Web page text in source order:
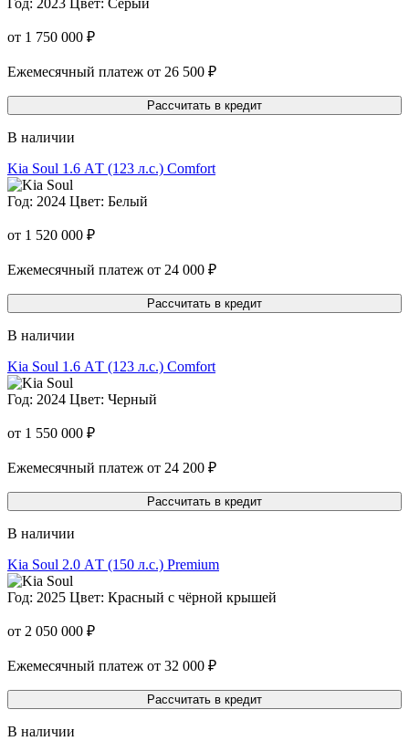
от 1 750 000 ₽
Ежемесячный платеж от 26 500 ₽
Рассчитать в кредит
В наличии
Kia Soul 1.6 АT (123 л.с.) Comfort
Год: 2024 Цвет: Белый
от 1 520 000 ₽
Ежемесячный платеж от 24 000 ₽
Рассчитать в кредит
В наличии
Kia Soul 1.6 АT (123 л.с.) Comfort
Год: 2024 Цвет: Черный
от 1 550 000 ₽
Ежемесячный платеж от 24 200 ₽
Рассчитать в кредит
В наличии
Kia Soul 2.0 АT (150 л.с.) Premium
Год: 2025 Цвет: Красный с чёрной крышей
от 2 050 000 ₽
Ежемесячный платеж от 32 000 ₽
Рассчитать в кредит
В наличии